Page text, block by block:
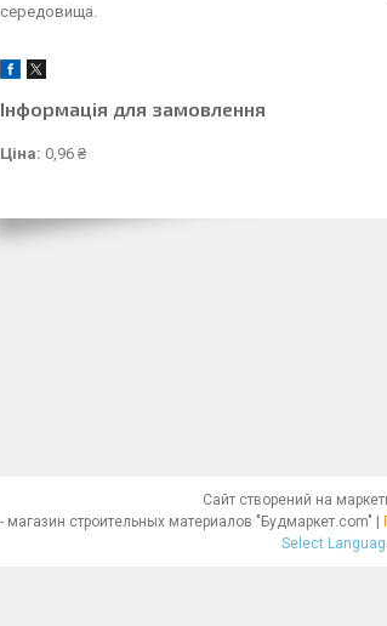
середовища.
Інформація для замовлення
Ціна: 0,96 ₴
Сайт створений на
Интернет - магазин строительных материалов "Будмаркет.com" |
Select